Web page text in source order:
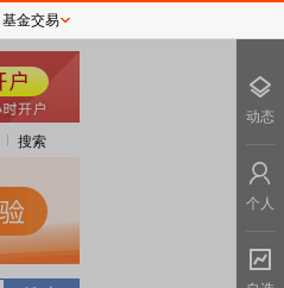
搜索
基金交易
动态
个人